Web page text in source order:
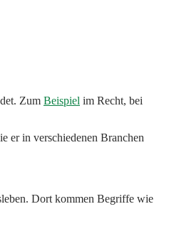
Zum Beispiel im Recht, bei
er in verschiedenen Branchen
Dort kommen Begriffe wie